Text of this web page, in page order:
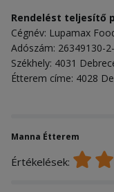
Rendelést teljesítő
Cégnév: Lupamax
Adószám: 26349130-
Székhely: 4031
Étterem címe: 4028
Manna Étterem
Értékelések: